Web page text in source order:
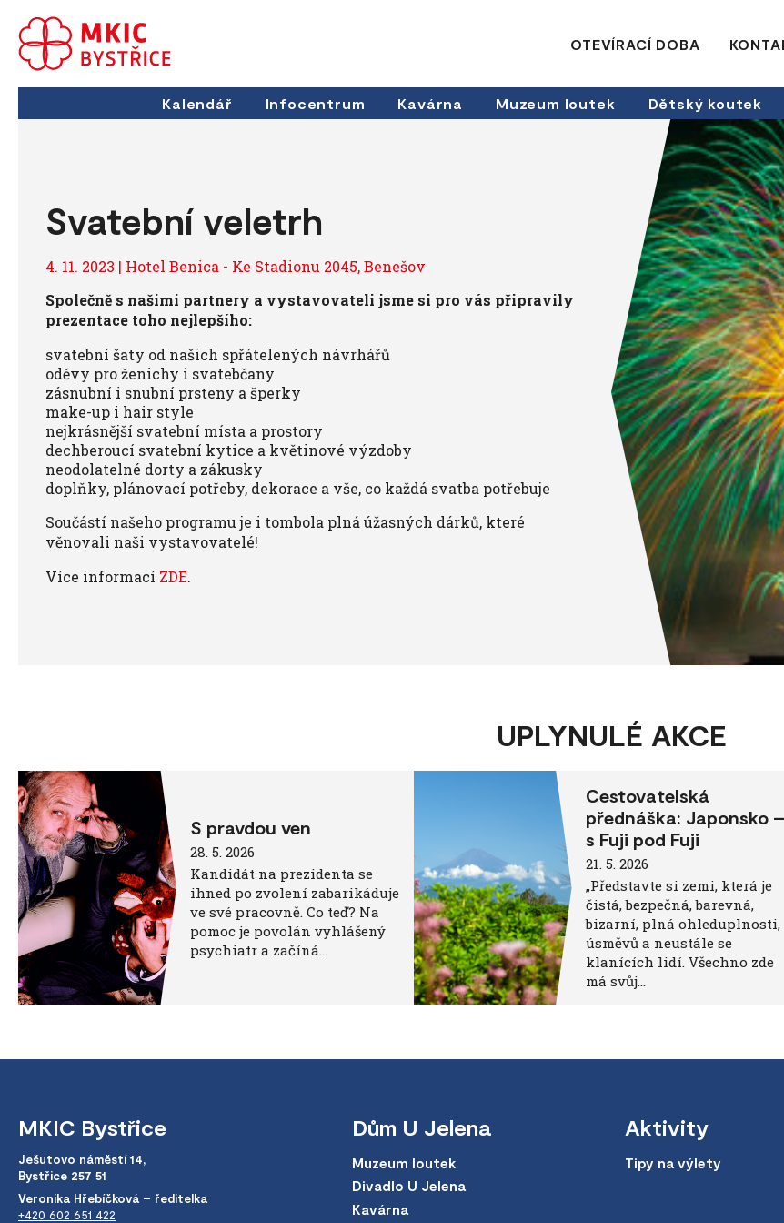
OTEVÍRACÍ DOBA
Kalendář Infocentrum Kavárna Muzeum loutek Dětský koutek
Svatební veletrh
4. 11. 2023 | Hotel Benica - Ke Stadionu 2045, Benešov
Společně s našimi partnery a vystavovateli jsme si pro vás připravily
prezentace toho nejlepšího:
svatební šaty od našich spřátelených návrhářů
oděvy pro ženichy i svatebčany
zásnubní i snubní prsteny a šperky
make-up i hair style
nejkrásnější svatební místa a prostory
dechberoucí svatební kytice a květinové výzdoby
neodolatelné dorty a zákusky
doplňky, plánovací potřeby, dekorace a vše, co každá svatba potřebuje
Součástí našeho programu je i tombola plná úžasných dárků, které
věnovali naši vystavovatelé!
Více informací ZDE.
UPLYNULÉ AKCE
S pravdou ven
28. 5. 2026
Kandidát na prezidenta se
ihned po zvolení zabarikáduje
ve své pracovně. Co teď? Na
pomoc je povolán vyhlášený
psychiatr a začíná…
Cestovatelská
přednáška: Japonsko –
s Fuji pod Fuji
21. 5. 2026
„Představte si zemi, která je
čistá, bezpečná, barevná,
bizarní, plná ohleduplnosti,
úsměvů a neustále se
klanících lidí. Všechno zde
má svůj…
MKIC Bystřice
Ješutovo náměstí 14,
Bystřice 257 51
Veronika Hřebíčková – ředitelka
+420 602 651 422
Dům U Jelena
Muzeum loutek
Divadlo U Jelena
Kavárna
Aktivity
Tipy na výlety